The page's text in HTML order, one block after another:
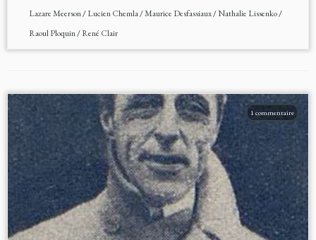
Lazare Meerson/Lucien Chemla/Maurice Desfassiaux/Nathalie Lissenko/
Raoul Ploquin/René Clair
1 commentaire